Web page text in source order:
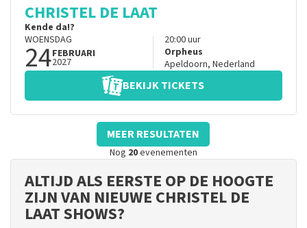
CHRISTEL DE LAAT
Kende da!?
WOENSDAG
24FEBRUARI
2027
20:00uur
Orpheus
Apeldoorn, Nederland
BEKIJK TICKETS
MEER RESULTATEN
Nog 20evenementen
ALTIJD ALS EERSTE OP DE HOOGTE
ZIJN VAN NIEUWE CHRISTEL DE
LAAT SHOWS?